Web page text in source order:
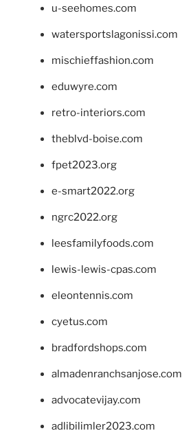
u-seehomes.com
watersportslagonissi.com
mischieffashion.com
eduwyre.com
retro-interiors.com
theblvd-boise.com
fpet2023.org
e-smart2022.org
ngrc2022.org
leesfamilyfoods.com
lewis-lewis-cpas.com
eleontennis.com
cyetus.com
bradfordshops.com
almadenranchsanjose.com
advocatevijay.com
adlibilimler2023.com